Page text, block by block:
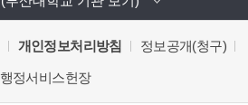
개인정보처리방침 정보공개(청구)
행정서비스헌장